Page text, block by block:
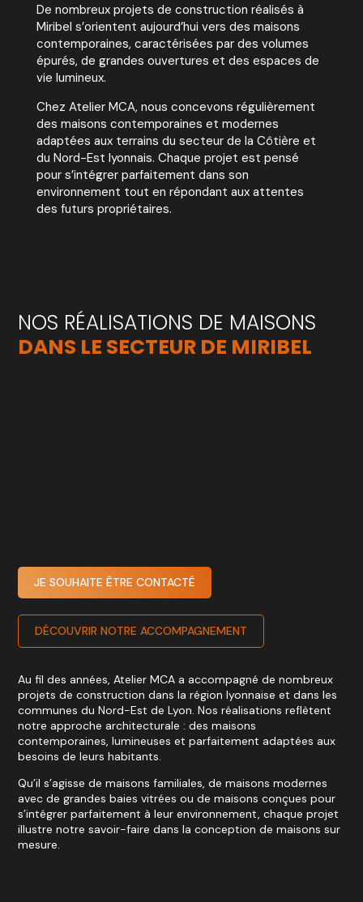
De nombreux projets de construction réalisés à
Miribel s’orientent aujourd’hui vers des maisons
contemporaines, caractérisées par des volumes
épurés, de grandes ouvertures et des espaces de
vie lumineux.
Chez Atelier MCA, nous concevons régulièrement
des maisons contemporaines et modernes
adaptées aux terrains du secteur de la Côtière et
du Nord-Est lyonnais. Chaque projet est pensé
pour s’intégrer parfaitement dans son
environnement tout en répondant aux attentes
des futurs propriétaires.
NOS RÉALISATIONS DE MAISONS
DANS LE SECTEUR DE MIRIBEL
JE SOUHAITE ÊTRE CONTACTÉ
DÉCOUVRIR NOTRE ACCOMPAGNEMENT
Au fil des années, Atelier MCA a accompagné de nombreux
projets de construction dans la région lyonnaise et dans les
communes du Nord-Est de Lyon. Nos réalisations reflètent
notre approche architecturale : des maisons
contemporaines, lumineuses et parfaitement adaptées aux
besoins de leurs habitants.
Qu’il s’agisse de maisons familiales, de maisons modernes
avec de grandes baies vitrées ou de maisons conçues pour
s’intégrer parfaitement à leur environnement, chaque projet
illustre notre savoir-faire dans la conception de maisons sur
mesure.